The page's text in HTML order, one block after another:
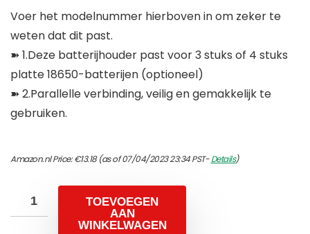
Voer het modelnummer hierboven in om zeker te
weten dat dit past.
➽ 1.Deze batterijhouder past voor 3 stuks of 4 stuks
platte 18650-batterijen (optioneel)
➽ 2.Parallelle verbinding, veilig en gemakkelijk te
gebruiken.
Amazon.nl Price:€13.18(as of 07/04/2023 23:34 PST-Details)
TOEVOEGEN
AAN
WINKELWAGEN